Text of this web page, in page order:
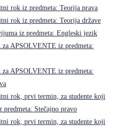
rok iz predmeta: Teorija prava
rok iz predmeta: Teorija države
iz predmeta: Engleski jezik
APSOLVENTE iz predmeta:
APSOLVENTE iz predmeta:
rok, prvi termin, za studente koji
Stečajno pravo
rok, prvi termin, za studente koji